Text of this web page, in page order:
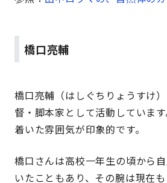
橋口亮輔
橋口亮輔 （はしぐちりょうすけ）
督・脚本家として活動していま
着いた雰囲気が印象的です。
橋口さんは高校一年生の頃から
いたこともあり、その腕は現在